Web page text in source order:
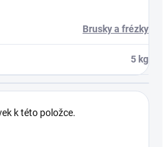
Brusky a frézky
5 kg
k této položce.